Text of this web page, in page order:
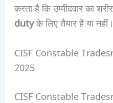
करता है कि उम्मीदवार का शरीर
dutyके लिए तैयार है या नहीं।
CISF Constable
2025
CISF Constable